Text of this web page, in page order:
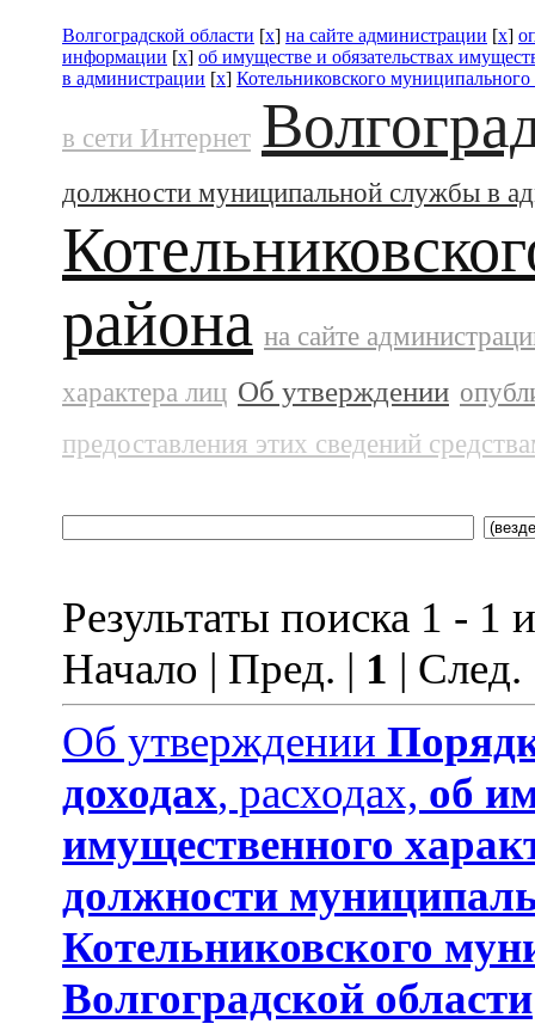
Волгоградской области [x] на сайте администрации [x]
информации [x] об имуществе и обязательствах
в администрации [x] Котельниковского муниципального
в сети Интернет
должности муниципальной службы в
района на сайте
характера лиц Об утверждении
предоставления этих сведений
Результаты поиска 1 - 1
Начало | Пред. | 1 |
Об утверждении
доходах, расходах, об
имущественного
должности
Котельниковского
Волгоградской области